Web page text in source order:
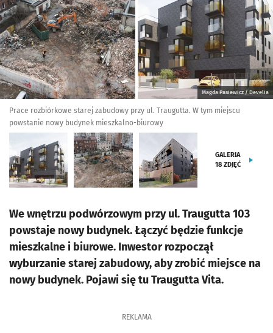
Magda Pasiewicz / Develia
Prace rozbiórkowe starej zabudowy przy ul. Traugutta. W tym miejscu
powstanie nowy budynek mieszkalno-biurowy
GALERIA
18 ZDJĘĆ
We wnętrzu podwórzowym przy ul. Traugutta 103
powstaje nowy budynek. Łączyć będzie funkcje
mieszkalne i biurowe. Inwestor rozpoczął
wyburzanie starej zabudowy, aby zrobić miejsce na
nowy budynek. Pojawi się tu Traugutta Vita.
REKLAMA